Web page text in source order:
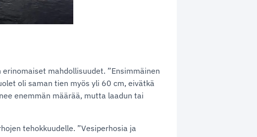
mahdollisuudet. ”Ensimmäinen
oli saman tien myös yli 60 cm, eivätkä
enemmän määrää, mutta laadun tai
tehokkuudelle. ”Vesiperhosia ja